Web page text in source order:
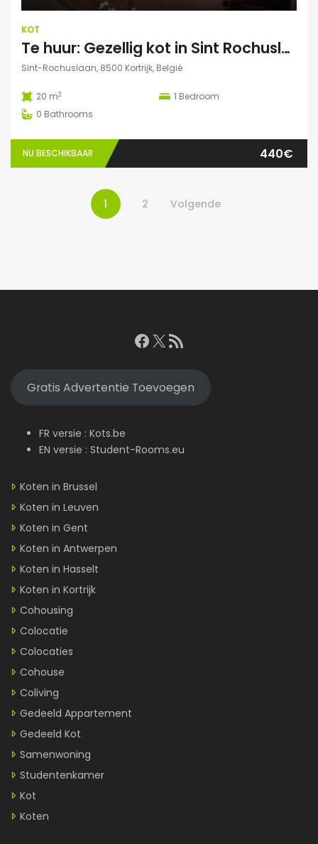
KOT
Te huur: Gezellig kot in Sint Rochuslaan – Kortrijk
Sint-Rochuslaan, 8500 Kortrijk, België
20 m2 1 Bedroom
0 Bathrooms
NU BESCHIKBAAR 440€
1 2 Volgende
Facebook
X RSS feed
Gratis Advertentie Toevoegen
FR versie : Kots.be
EN versie : Student-Rooms.eu
Koten in Brussel
Koten in Leuven
Koten in Gent
Koten in Antwerpen
Koten in Hasselt
Koten in Kortrijk
Cohousing
Colocatie
Colocaties
Cohouse
Coliving
Gedeeld Appartement
Gedeeld Kot
Samenwoning
Studentenkamer
Kot
Koten